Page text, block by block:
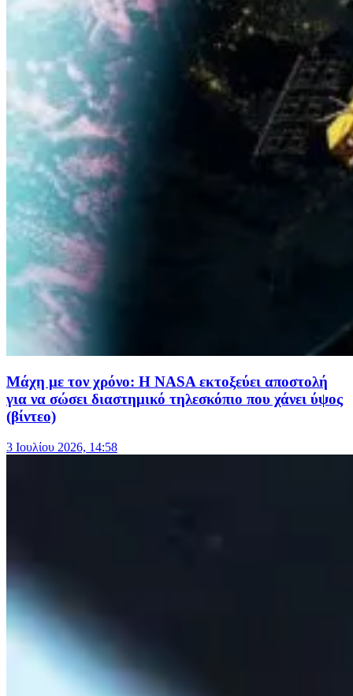
Μάχη με τον χρόνο: Η NASA εκτοξεύει αποστολή
για να σώσει διαστημικό τηλεσκόπιο που χάνει ύψος
(βίντεο)
3 Ιουλίου 2026, 14:58